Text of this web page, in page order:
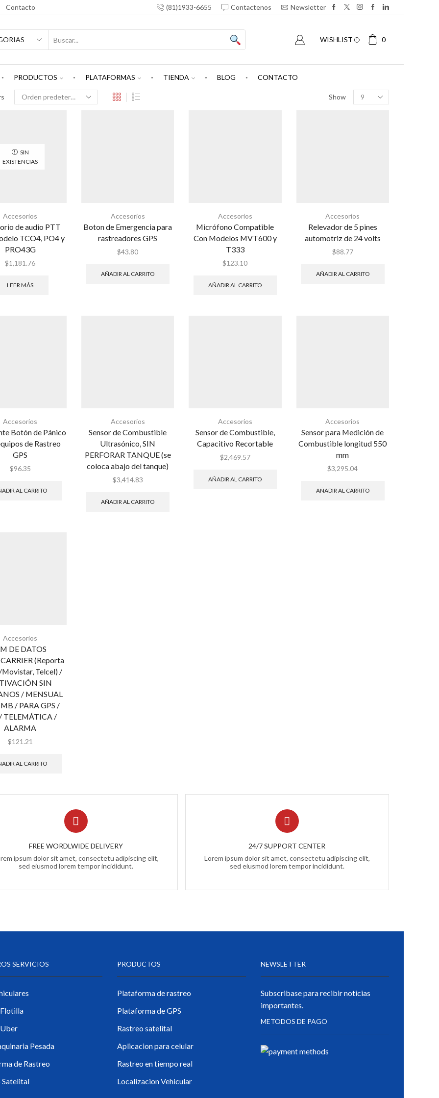
Contacto (81)1933-6655 Contactenos Newsletter
WISHLIST 0
PRODUCTOS PLATAFORMAS TIENDA BLOG CONTACTO
Show
SIN
EXISTENCIAS
Accesorios
de audio PTT
TCO4, PO4 y
PRO43G
$1,181.76
LEER MÁS
Accesorios
Boton de Emergencia para
rastreadores GPS
$43.80
AÑADIR AL CARRITO
Accesorios
Micrófono Compatible
Con Modelos MVT600 y
T333
$123.10
AÑADIR AL CARRITO
Accesorios
Relevador de 5 pines
automotriz de 24 volts
$88.77
AÑADIR AL CARRITO
Accesorios
Botón de Pánico
de Rastreo
GPS
$96.35
AL CARRITO
Accesorios
Sensor de Combustible
Ultrasónico, SIN
PERFORAR TANQUE (se
coloca abajo del tanque)
$3,414.83
AÑADIR AL CARRITO
Accesorios
Sensor de Combustible,
Capacitivo Recortable
$2,469.57
AÑADIR AL CARRITO
Accesorios
Sensor para Medición de
Combustible longitud 550
mm
$3,295.04
AÑADIR AL CARRITO
Accesorios
DE DATOS
(Reporta
Telcel) /
SIN
/ MENSUAL
/ PARA GPS /
TELEMÁTICA /
ALARMA
$121.21
AL CARRITO
FREE WORDLWIDE DELIVERY
ipsum dolor sit amet, consectetu adipiscing elit,
sed eiusmod lorem tempor incididunt.
24/7 SUPPORT CENTER
Lorem ipsum dolor sit amet, consectetu adipiscing elit,
sed eiusmod lorem tempor incididunt.
SERVICIOS
Flotilla
Pesada
de Rastreo
Satelital
PRODUCTOS
Plataforma de rastreo
Plataforma de GPS
Rastreo satelital
Aplicacion para celular
Rastreo en tiempo real
Localizacion Vehicular
NEWSLETTER
Subscribase para recibir noticias
importantes.
METODOS DE PAGO